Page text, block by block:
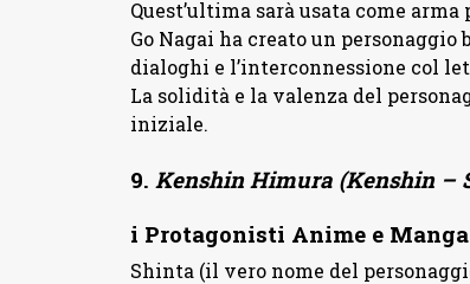
Quest’ultima sarà usata come
Go Nagai ha creato un
dialoghi e l’interconnessione col
La solidità e la valenza del
iniziale.
9. Kenshin Himura (Kenshin –
i Protagonisti Anime e
Shinta (il vero nome del